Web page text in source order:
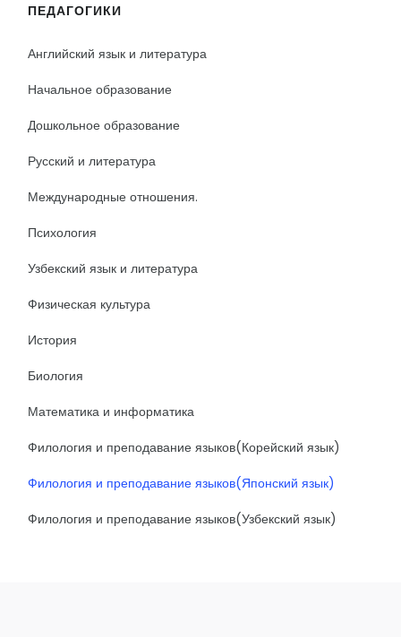
ПЕДАГОГИКИ
Английский язык и литература
Начальное образование
Дошкольное образование
Русский и литература
Международные отношения.
Психология
Узбекский язык и литература
Физическая культура
История
Биология
Математика и информатика
Филология и преподавание языков(Корейский язык)
Филология и преподавание языков(Японский язык)
Филология и преподавание языков(Узбекский язык)